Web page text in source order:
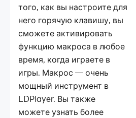
того, как вы настроите для
него горячую клавишу, вы
сможете активировать
функцию макроса в любое
время, когда играете в
игры. Макрос — очень
мощный инструмент в
LDPlayer. Вы также
можете узнать более